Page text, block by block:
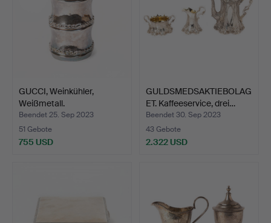
GUCCI, Weinkühler,
Weißmetall.
Beendet 25. Sep 2023
51 Gebote
755 USD
GULDSMEDSAKTIEBOLAG
ET. Kaffeeservice, drei…
Beendet 30. Sep 2023
43 Gebote
2.322 USD